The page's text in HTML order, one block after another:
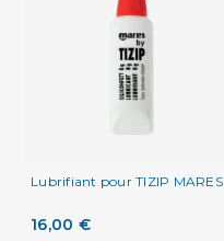
Lubrifiant pour TIZIP MARES
16,00 €